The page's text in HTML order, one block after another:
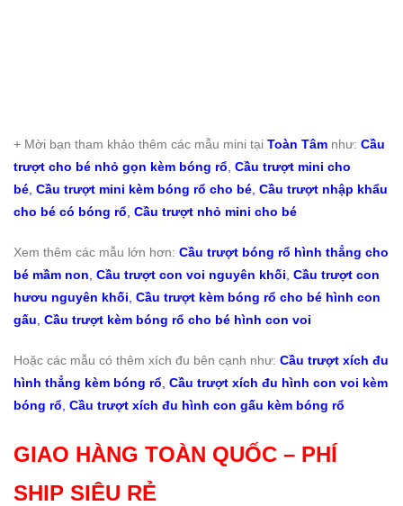
+ Mời bạn tham khảo thêm các mẫu mini tại Toàn Tâm như: Cầu
trượt cho bé nhỏ gọn kèm bóng rổ Cầu trượt mini cho
bé Cầu trượt mini kèm bóng rổ cho bé Cầu trượt nhập khẩu
cho bé có bóng rổ Cầu trượt nhỏ mini cho bé
Xem thêm các mẫu lớn hơn: Cầu trượt bóng rổ hình thẳng cho
bé mầm non Cầu trượt con voi nguyên khối Cầu trượt con
hươu nguyên khối Cầu trượt kèm bóng rổ cho bé hình con
gấu Cầu trượt kèm bóng rổ cho bé hình con voi
Hoặc các mẫu có thêm xích đu bên cạnh như: Cầu trượt xích đu
hình thẳng kèm bóng rổ Cầu trượt xích đu hình con voi kèm
bóng rổ Cầu trượt xích đu hình con gấu kèm bóng rổ
GIAO HÀNG TOÀN QUỐC – PHÍ
SHIP SIÊU RẺ